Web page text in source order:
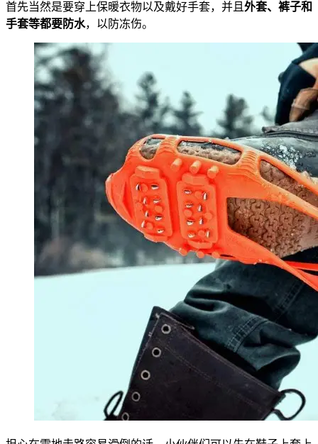
首先当然是要穿上保暖衣物以及戴好手套，并且 外套、裤子和
手套等都要防水，以防冻伤。